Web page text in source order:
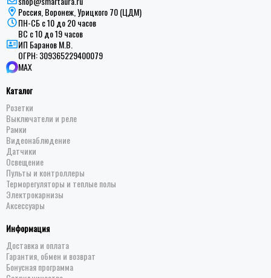
Россия, Воронеж, Урицкого 70 (ЦДМ)
ПН-СБ с 10 до 20 часов
ВС с 10 до 19 часов
ИП Баранов М.В.
ОГРН:309365229400079
MAX
Каталог
Розетки
Выключатели и реле
Рамки
Видеонаблюдение
Датчики
Освещение
Пульты и контроллеры
Терморегуляторы и теплые полы
Электрокарнизы
Аксессуары
Информация
Доставка и оплата
Гарантия, обмен и возврат
Бонусная программа